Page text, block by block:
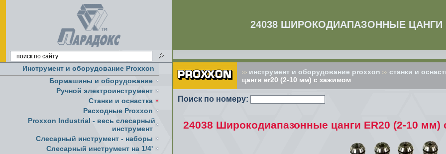
24038 ШИРОКОДИАПАЗОННЫЕ ЦАНГИ
Инструмент и оборудование Proxxon
Бормашины и оборудование
Ручной электроинструмент
Cтанки и оснастка
Расходные Proxxon
Proxxon Industrial - весь слесарный
инструмент
Слесарный инструмент - наборы
Слесарный инструмент на 1/4'
>> инструмент и оборудование proxxon >> cтанки и
цанги er20 (2-10 мм) с зажимом
Поиск по номеру:
24038 Широкодиапазонные цанги ER20 (2-10 мм)